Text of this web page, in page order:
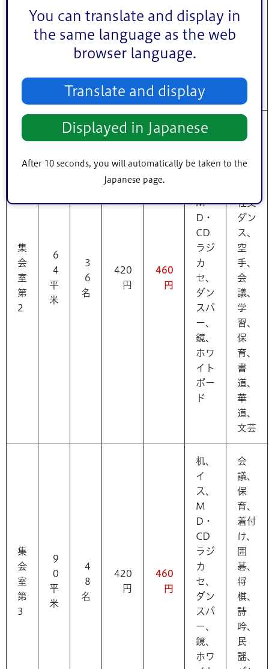
You can translate and display in
the same language as the web
browser language.
Translate and display
Displayed in Japanese
After 10 seconds, you will automatically be taken to the
Japanese page.
ホワ
イト
育、
道、
集
会
室
第
2
6
4
平
米
3
6
名
420
円
460
円
机、
M
D・
CD
ラジ
カ
セ、
ダン
スバ
ー、
鏡、
ホワ
イト
ボー
ド
エ、
軽ダ
社交
ダン
ス、
空
手、
会
議、
学
習、
保
育、
書
道、
華
道、
文芸
集
会
室
第
3
9
0
平
米
4
8
名
420
円
460
円
机、
イ
ス、
M
D・
CD
ラジ
カ
セ、
ダン
スバ
ー、
鏡、
ホワ
会
議、
保
育、
着付
け、
囲
碁、
将
棋、
詩
吟、
民
謡、